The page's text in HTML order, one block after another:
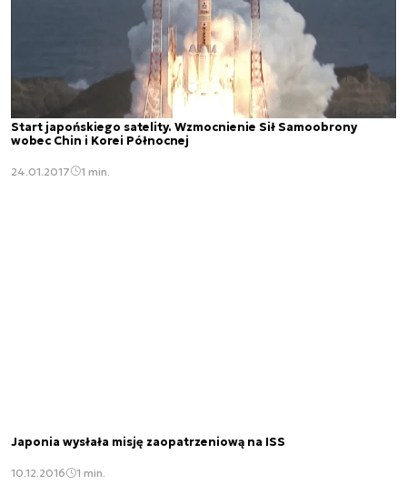
Start japońskiego satelity. Wzmocnienie Sił Samoobrony
wobec Chin i Korei Północnej
24.01.2017 1 min.
Japonia wysłała misję zaopatrzeniową na ISS
10.12.2016 1 min.